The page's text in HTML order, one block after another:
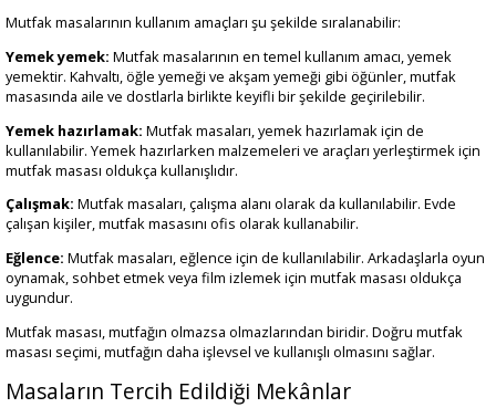
Mutfak masalarının kullanım amaçları şu şekilde sıralanabilir:
Yemek yemek: Mutfak masalarının en temel kullanım amacı, yemek
yemektir. Kahvaltı, öğle yemeği ve akşam yemeği gibi öğünler, mutfak
masasında aile ve dostlarla birlikte keyifli bir şekilde geçirilebilir.
Yemek hazırlamak: Mutfak masaları, yemek hazırlamak için de
kullanılabilir. Yemek hazırlarken malzemeleri ve araçları yerleştirmek için
mutfak masası oldukça kullanışlıdır.
Çalışmak: Mutfak masaları, çalışma alanı olarak da kullanılabilir. Evde
çalışan kişiler, mutfak masasını ofis olarak kullanabilir.
Eğlence: Mutfak masaları, eğlence için de kullanılabilir. Arkadaşlarla oyun
oynamak, sohbet etmek veya film izlemek için mutfak masası oldukça
uygundur.
Mutfak masası, mutfağın olmazsa olmazlarından biridir. Doğru mutfak
masası seçimi, mutfağın daha işlevsel ve kullanışlı olmasını sağlar.
Masaların Tercih Edildiği Mekânlar